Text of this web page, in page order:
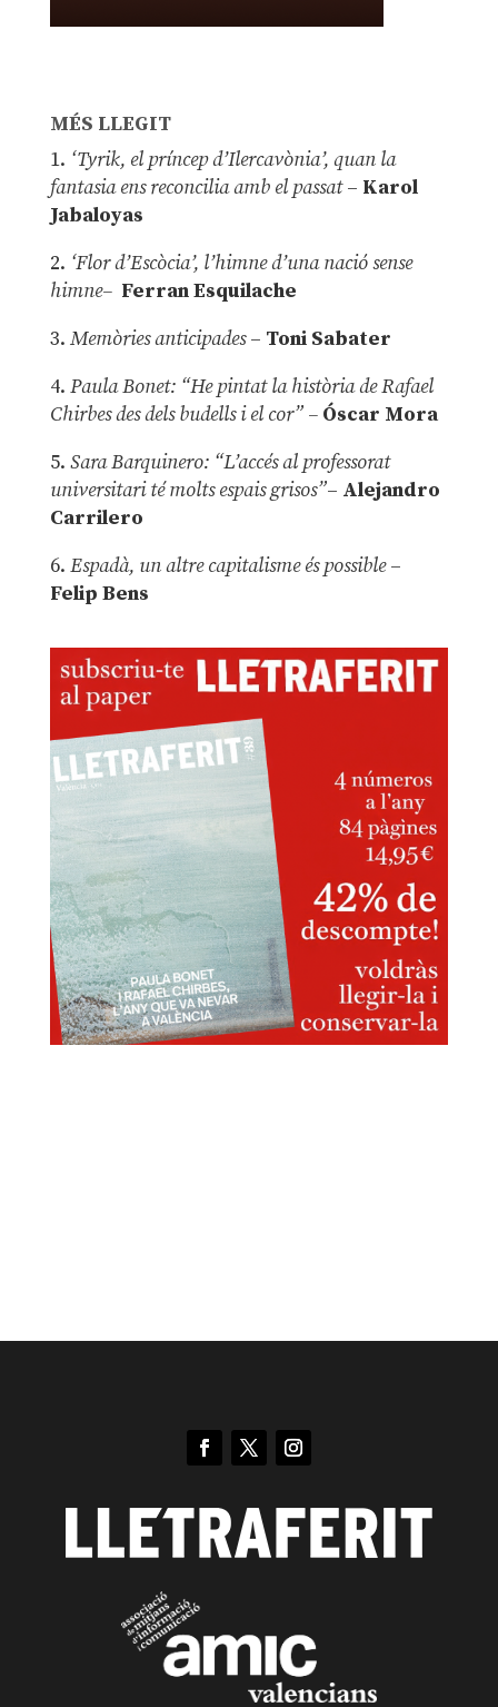
MÉS LLEGIT
1. ‘Tyrik, el príncep d’Ilercavònia’, quan la
fantasia ens reconcilia amb el passat– Karol
Jabaloyas
2. ‘Flor d’Escòcia’, l’himne d’una nació sense
himne– Ferran Esquilache
3. Memòries anticipades– Toni Sabater
4. Paula Bonet: “He pintat la història de Rafael
Chirbes des dels budells i el cor” –Óscar Mora
5. Sara Barquinero: “L’accés al professorat
universitari té molts espais grisos”– Alejandro
Carrilero
6. Espadà, un altre capitalisme és possible –
Felip Bens